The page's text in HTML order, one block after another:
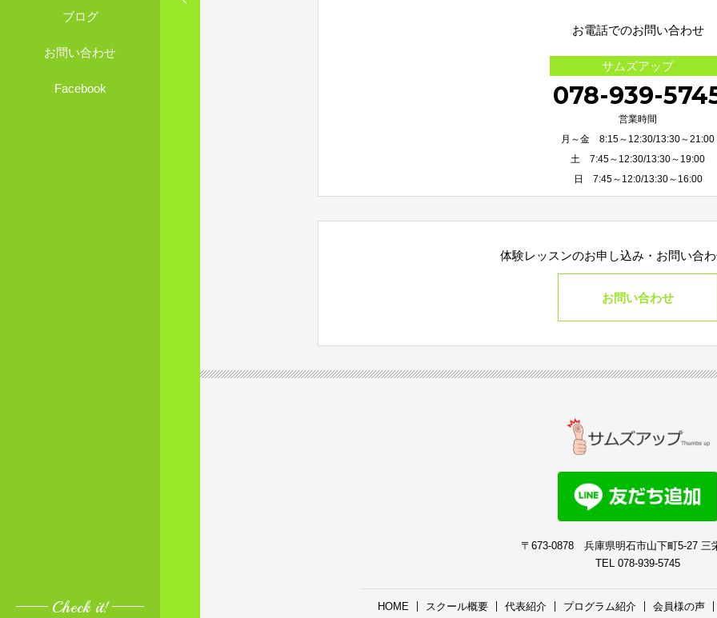
ブログ
お問い合わせ
Facebook
Check it!
お電話でのお問い合わせ
サムズアップ
078-939-
営業時間
月～金 8:15～12:30/13:30～21:00
土 7:45～12:30/13:30～19:00
日 7:45～12:0/13:30～16:00
体験レッスンのお申し込み・ お問い合
お問い合わせ
〒673-0878 兵庫県明石市山下町5-27 三
TEL 078-939-5745
HOME スクール概要 代表紹介 プログラム紹介 会員様の声